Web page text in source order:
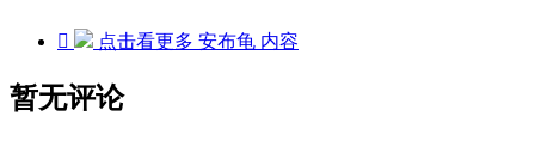
 点击看更多 安布龟 内容
暂无评论